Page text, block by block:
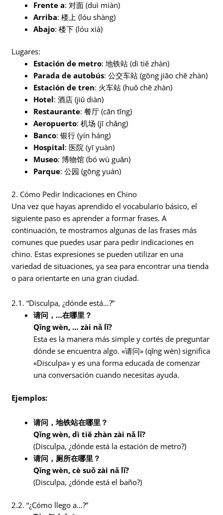
Frente a: 对面 (duì miàn)
Arriba: 楼上 (lóu shàng)
Abajo: 楼下 (lóu xià)
Lugares:
Estación de metro: 地铁站 (dì tiě zhàn)
Parada de autobús: 公交车站 (gōng jiāo chē zhàn)
Estación de tren: 火车站 (huǒ chē zhàn)
Hotel: 酒店 (jiǔ diàn)
Restaurante: 餐厅 (cān tīng)
Aeropuerto: 机场 (jī chǎng)
Banco: 银行 (yín háng)
Hospital: 医院 (yī yuàn)
Museo: 博物馆 (bó wù guǎn)
Parque: 公园 (gōng yuán)
2. Cómo Pedir Indicaciones en Chino
Una vez que hayas aprendido el vocabulario básico, el
siguiente paso es aprender a formar frases. A
continuación, te mostramos algunas de las frases más
comunes que puedes usar para pedir indicaciones en
chino. Estas expresiones se pueden utilizar en una
variedad de situaciones, ya sea para encontrar una tienda
o para orientarte en una gran ciudad.
2.1. “Disculpa, ¿dónde está…?”
请问，…在哪里？
Qǐng wèn, … zài nǎ lǐ?
Esta es la manera más simple y cortés de preguntar
dónde se encuentra algo. «请问» (qǐng wèn) significa
«Disculpa» y es una forma educada de comenzar
una conversación cuando necesitas ayuda.
Ejemplos:
请问，地铁站在哪里？
Qǐng wèn, dì tiě zhàn zài nǎ lǐ?
(Disculpa, ¿dónde está la estación de metro?)
请问，厕所在哪里？
Qǐng wèn, cè suǒ zài nǎ lǐ?
(Disculpa, ¿dónde está el baño?)
2.2. “¿Cómo llego a…?”